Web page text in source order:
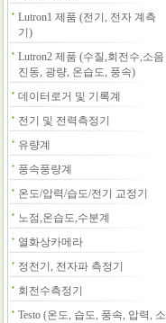
Lutron1 제품 (전기, 전자 계측
기)
Lutron2 제품 (수질,회전수,소음
진동, 광량, 온습도, 풍속)
데이터로거 및 기록계
전기 및 전력측정기
유량계
풍속풍량계
온도/압력/습도/전기 교정기
노점,온습도,수분계
열화상카메라
정전기, 전자파 측정기
회전수측정기
Testo (온도, 습도, 풍속, 압력, 소